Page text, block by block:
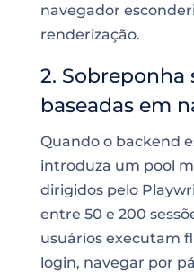
navegador
renderização.
2. Sobreponha
baseadas em
Quando o backend
introduza um pool
dirigidos pelo
entre 50 e 200
usuários executam
login, navegar por